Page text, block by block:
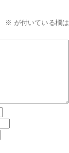
※ が付いている欄は